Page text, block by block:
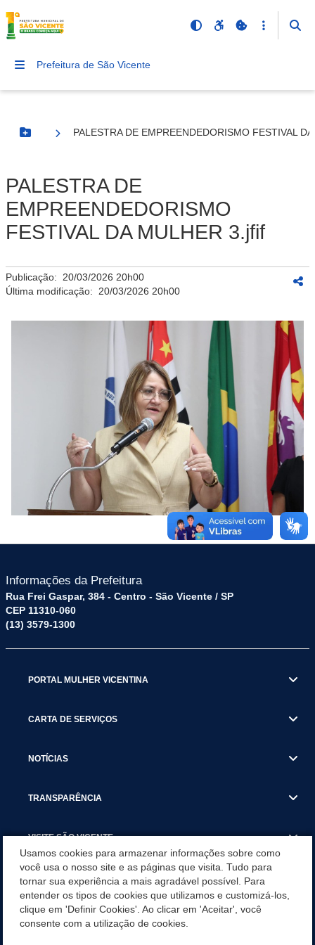
Prefeitura de São Vicente
Botão Menu
PALESTRA DE EMPREENDEDORISMO FESTIVAL
PALESTRA DE
EMPREENDEDORISMO
FESTIVAL DA MULHER 3.jfif
Publicação: 20/03/2026 20h00
Última modificação: 20/03/2026 20h00
Informações da Prefeitura
Rua Frei Gaspar, 384 - Centro - São Vicente / SP
CEP 11310-060
(13) 3579-1300
PORTAL MULHER VICENTINA
CARTA DE SERVIÇOS
NOTÍCIAS
TRANSPARÊNCIA
VISITE SÃO VICENTE
SÃO VICENTE REFORÇA REDE DE PROTEÇÃO ÀS MULHERES
DURANTE O AGOSTO LILÁS COM AÇÕES DE
CONSCIENTIZAÇÃO E ACOLHIMENTO
Usamos cookies para armazenar informações sobre como
você usa o nosso site e as páginas que visita. Tudo para
tornar sua experiência a mais agradável possível. Para
entender os tipos de cookies que utilizamos e customizá-los,
clique em 'Definir Cookies'. Ao clicar em 'Aceitar', você
consente com a utilização de cookies.